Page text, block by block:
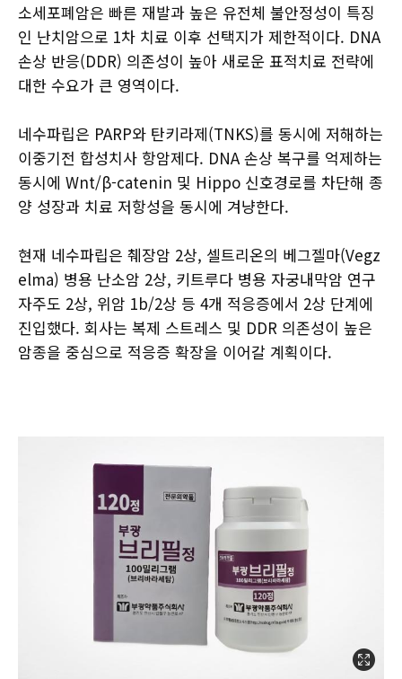
소세포폐암은 빠른 재발과 높은 유전체 불안정성이 특징
인 난치암으로 1차 치료 이후 선택지가 제한적이다. DNA
손상 반응(DDR) 의존성이 높아 새로운 표적치료 전략에
대한 수요가 큰 영역이다.
네수파립은 PARP와 탄키라제(TNKS)를 동시에 저해하는
이중기전 합성치사 항암제다. DNA 손상 복구를 억제하는
동시에 Wnt/β-catenin 및 Hippo 신호경로를 차단해 종
양 성장과 치료 저항성을 동시에 겨냥한다.
현재 네수파립은 췌장암 2상, 셀트리온의 베그젤마(Vegz
elma) 병용 난소암 2상, 키트루다 병용 자궁내막암 연구
자주도 2상, 위암 1b/2상 등 4개 적응증에서 2상 단계에
진입했다. 회사는 복제 스트레스 및 DDR 의존성이 높은
암종을 중심으로 적응증 확장을 이어갈 계획이다.